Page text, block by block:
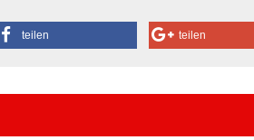
teilen teilen